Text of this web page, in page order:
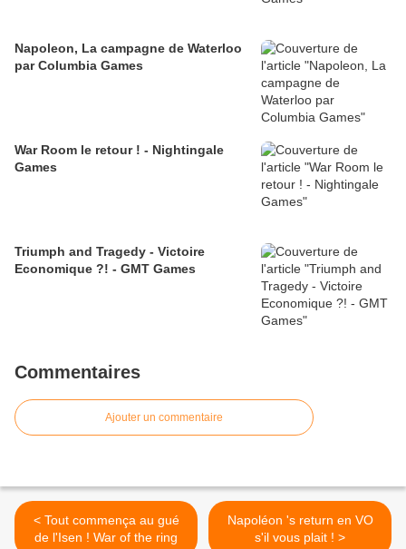
Napoleon, La campagne de Waterloo
par Columbia Games
War Room le retour ! - Nightingale
Games
Triumph and Tragedy - Victoire
Economique ?! - GMT Games
Commentaires
Ajouter un commentaire
< Tout commença au gué
de l'Isen ! War of the ring
Napoléon 's return en VO
s'il vous plait ! >